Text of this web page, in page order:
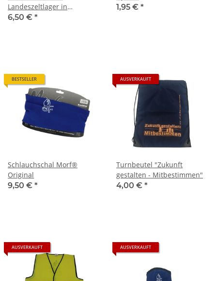
Landeszeltlager in
Halvestorf
6,50 € *
1,95 € *
BESTSELLER
Schlauchschal Morf®
Original
9,50 € *
AUSVERKAUFT
Turnbeutel "Zukunft
gestalten - Mitbestimmen"
4,00 € *
AUSVERKAUFT AUSVERKAUFT